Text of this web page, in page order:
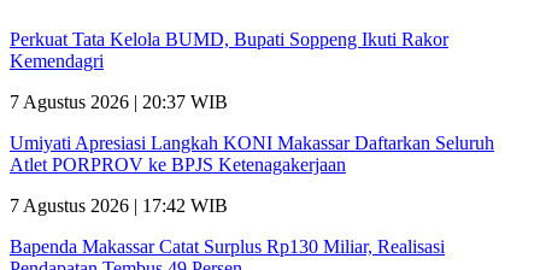
Perkuat Tata Kelola BUMD, Bupati Soppeng Ikuti Rakor
Kemendagri
7 Agustus 2026 | 20:37 WIB
Umiyati Apresiasi Langkah KONI Makassar Daftarkan Seluruh
Atlet PORPROV ke BPJS Ketenagakerjaan
7 Agustus 2026 | 17:42 WIB
Bapenda Makassar Catat Surplus Rp130 Miliar, Realisasi